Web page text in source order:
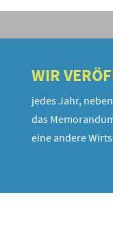
WIR
jedes Jahr,
das
eine andere